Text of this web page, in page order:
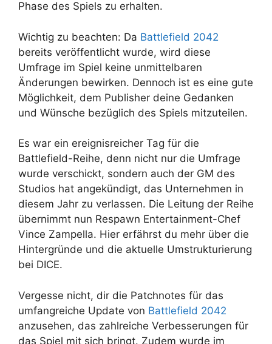
Phase des Spiels zu erhalten.
Wichtig zu beachten: Da Battlefield 2042
bereits veröffentlicht wurde, wird diese
Umfrage im Spiel keine unmittelbaren
Änderungen bewirken. Dennoch ist es eine gute
Möglichkeit, dem Publisher deine Gedanken
und Wünsche bezüglich des Spiels mitzuteilen.
Es war ein ereignisreicher Tag für die
Battlefield-Reihe, denn nicht nur die Umfrage
wurde verschickt, sondern auch der GM des
Studios hat angekündigt, das Unternehmen in
diesem Jahr zu verlassen. Die Leitung der Reihe
übernimmt nun Respawn Entertainment-Chef
Vince Zampella. Hier erfährst du mehr über die
Hintergründe und die aktuelle Umstrukturierung
bei DICE.
Vergesse nicht, dir die Patchnotes für das
umfangreiche Update von Battlefield 2042
anzusehen, das zahlreiche Verbesserungen für
das Spiel mit sich bringt. Zudem wurde im